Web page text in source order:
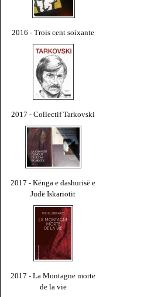
2016 - Trois cent soixante
2017 - Collectif Tarkovski
2017 - Kënga e dashurisë e
Judë Iskariotit
2017 - La Montagne morte
de la vie